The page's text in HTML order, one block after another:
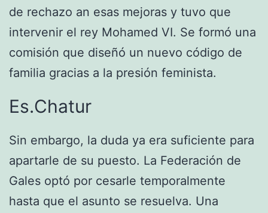
de rechazo an esas mejoras y tuvo que
intervenir el rey Mohamed VI. Se formó una
comisión que diseñó un nuevo código de
familia gracias a la presión feminista.
Es.Chatur
Sin embargo, la duda ya era suficiente para
apartarle de su puesto. La Federación de
Gales optó por cesarle temporalmente
hasta que el asunto se resuelva. Una